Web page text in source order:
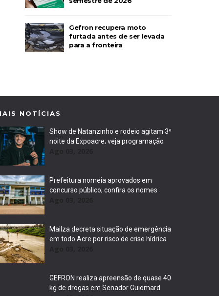
Gefron recupera moto
furtada antes de ser levada
para a fronteira
NOTÍCIAS
Show de Natanzinho e rodeio agitam 3ª
noite da Expoacre; veja programação
Prefeitura nomeia aprovados em
concurso público; confira os nomes
Mailza decreta situação de emergência
em todo Acre por risco de crise hídrica
GEFRON realiza apreensão de quase 40
kg de drogas em Senador Guiomard